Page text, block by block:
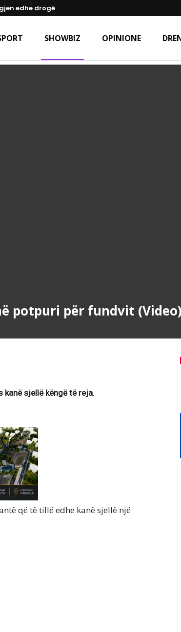
edhe drogë
SHOWBIZ OPINIONE
potpuri për fundvit (Video)
sjellë këngë të reja.
që të tillë edhe kanë sjellë një